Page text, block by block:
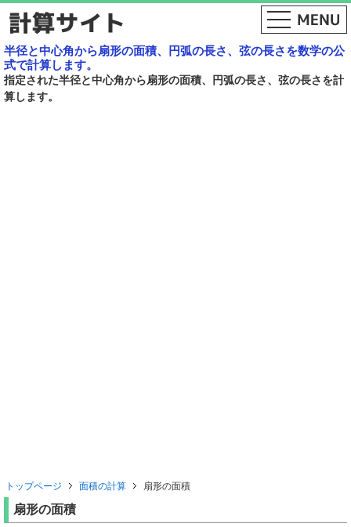
半径と中心角から扇形の面積、円弧の長さ、弦の長さを数学の公
式で計算します。
指定された半径と中心角から扇形の面積、円弧の長さ、弦の長さを計
算します。
トップページ 面積の計算 扇形の面積
扇形の面積